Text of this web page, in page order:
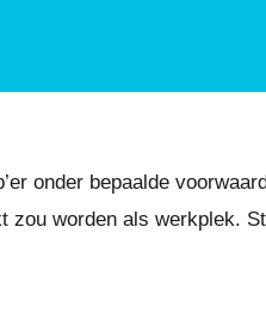
onder bepaalde
zou worden als werkplek.